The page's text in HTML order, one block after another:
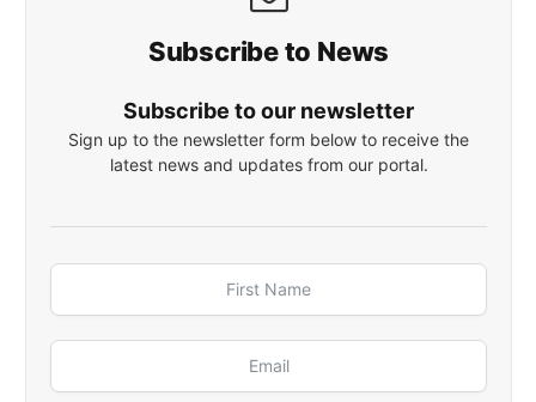
Subscribe to News
Subscribe to our newsletter
Sign up to the newsletter form below to receive the
latest news and updates from our portal.